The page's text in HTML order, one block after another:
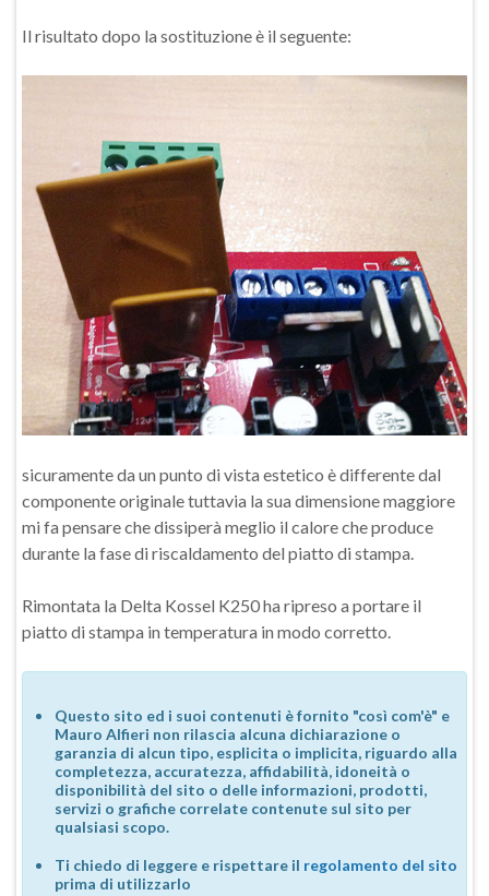
Il risultato dopo la sostituzione è il seguente:
sicuramente da un punto di vista estetico è differente dal
componente originale tuttavia la sua dimensione maggiore
mi fa pensare che dissiperà meglio il calore che produce
durante la fase di riscaldamento del piatto di stampa.
Rimontata la Delta Kossel K250 ha ripreso a portare il
piatto di stampa in temperatura in modo corretto.
Questo sito ed i suoi contenuti è fornito "così com'è" e
Mauro Alfieri non rilascia alcuna dichiarazione o
garanzia di alcun tipo, esplicita o implicita, riguardo alla
completezza, accuratezza, affidabilità, idoneità o
disponibilità del sito o delle informazioni, prodotti,
servizi o grafiche correlate contenute sul sito per
qualsiasi scopo.
Ti chiedo di leggere e rispettare il regolamento del sito
prima di utilizzarlo